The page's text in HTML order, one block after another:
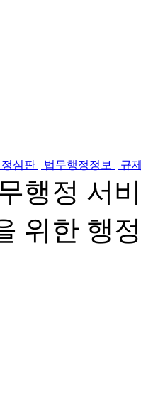
심판 법무행정정보 규
행정 서
위한 행